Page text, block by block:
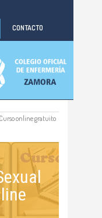
CONTACTO
online gratuito